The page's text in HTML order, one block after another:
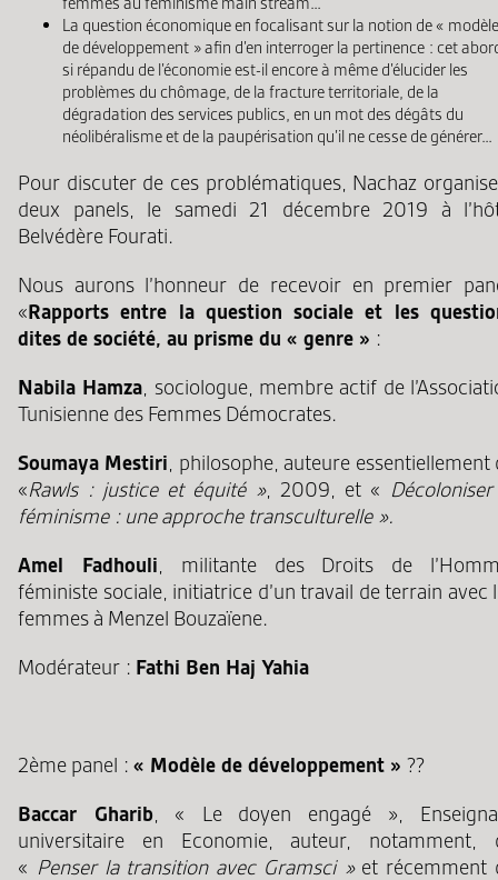
La question économique en focalisant sur la notion de « modèle
de développement » afin d’en interroger la pertinence : cet
si répandu de l’économie est-il encore à même d’élucider les
problèmes du chômage, de la fracture territoriale, de la
dégradation des services publics, en un mot des dégâts du
néolibéralisme et de la paupérisation qu’il ne cesse de générer…
Pour discuter de ces problématiques, Nachaz
deux panels, le samedi 21 décembre 2019 à
Belvédère Fourati.
Nous aurons l’honneur de recevoir en premier
«Rapports entre la question sociale et les
dites de société, au prisme du « genre » :
Nabila Hamza, sociologue, membre actif de
Tunisienne des Femmes Démocrates.
Soumaya Mestiri, philosophe, auteure essentiellement
«Rawls : justice et équité », 2009, et «
féminisme : une approche transculturelle ».
Amel Fadhouli, militante des Droits de
féministe sociale, initiatrice d’un travail de terrain avec
femmes à Menzel Bouzaïene.
Modérateur : Fathi Ben Haj Yahia
2ème panel : « Modèle de développement » ??
Baccar Gharib, « Le doyen engagé »,
universitaire en Economie, auteur, notamment,
« Penser la transition avec Gramsci » et récemment